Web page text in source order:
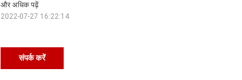
संपर्क करें
और अधिक पढ़ें
2022-07-27 16:22:14